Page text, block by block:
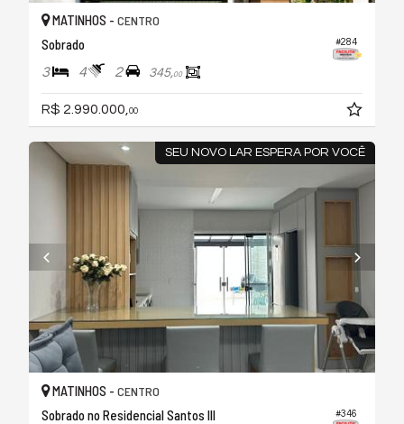
#284
MATINHOS - CENTRO
Sobrado
3 4 2 345,00
R$ 2.990.000,00
SEU NOVO LAR ESPERA POR VOCÊ
#346
MATINHOS - CENTRO
Sobrado no Residencial Santos III